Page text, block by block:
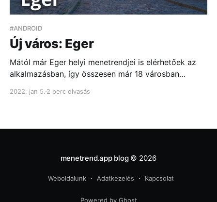
#ANDROID
Új város: Eger
Mától már Eger helyi menetrendjei is elérhetőek az
alkalmazásban, így összesen már 18 városban
megszokott módon az első alkalommal a Frissítések
2022. jan 5. 2 perc olvasás
menetrend.app blog© 2026
Weboldalunk Adatkezelés Kapcsolat
Powered by Ghost